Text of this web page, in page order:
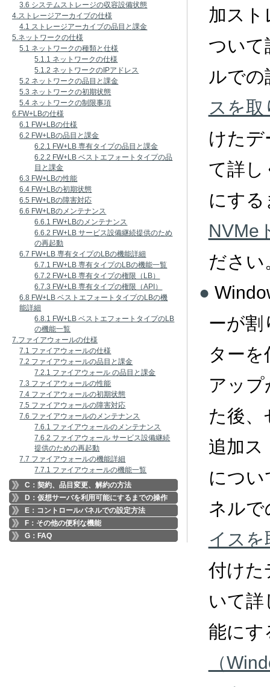
3.6 システムストレージの収容設備状態
4.ストレージアーカイブの仕様
4.1 ストレージアーカイブの品目と課金
5.ネットワークの仕様
5.1 ネットワークの種類と仕様
5.1.1 ネットワークの仕様
5.1.2 ネットワークのIPアドレス
5.2 ネットワークの品目と課金
5.3 ネットワークの初期状態
5.4 ネットワークの制限事項
6.FW+LBの仕様
6.1 FW+LBの仕様
6.2 FW+LBの品目と課金
6.2.1 FW+LB 専有タイプの品目と課金
6.2.2 FW+LB ベストエフォートタイプの品
目と課金
6.3 FW+LBの性能
6.4 FW+LBの初期状態
6.5 FW+LBの障害対応
6.6 FW+LBのメンテナンス
6.6.1 FW+LBのメンテナンス
6.6.2 FW+LB サービス設備継続提供のため
の再起動
6.7 FW+LB 専有タイプのLBの機能詳細
6.7.1 FW+LB 専有タイプのLBの機能一覧
6.7.2 FW+LB 専有タイプの権限（LB）
6.7.3 FW+LB 専有タイプの権限（API）
6.8 FW+LB ベストエフォートタイプのLBの機
能詳細
6.8.1 FW+LB ベストエフォートタイプのLB
の機能一覧
7.ファイアウォールの仕様
7.1 ファイアウォールの仕様
7.2 ファイアウォールの品目と課金
7.2.1 ファイアウォール の品目と課金
7.3 ファイアウォールの性能
7.4 ファイアウォールの初期状態
7.5 ファイアウォールの障害対応
7.6 ファイアウォールのメンテナンス
7.6.1 ファイアウォールのメンテナンス
7.6.2 ファイアウォール サービス設備継続
提供のための再起動
7.7 ファイアウォールの機能詳細
7.7.1 ファイアウォールの機能一覧
C：契約、品目変更、解約の方法
D：仮想サーバを利用可能にするまでの操作
E：コントロールパネルでの設定方法
F：その他の便利な機能
G：FAQ
加スト
ついて
ルでの
スを
けた
て詳し
にす
NVMe
ださい
ーが
ター
アッ
た後、
追加ス
につ
ネルで
イスを
付けた
いて詳
能にす
（